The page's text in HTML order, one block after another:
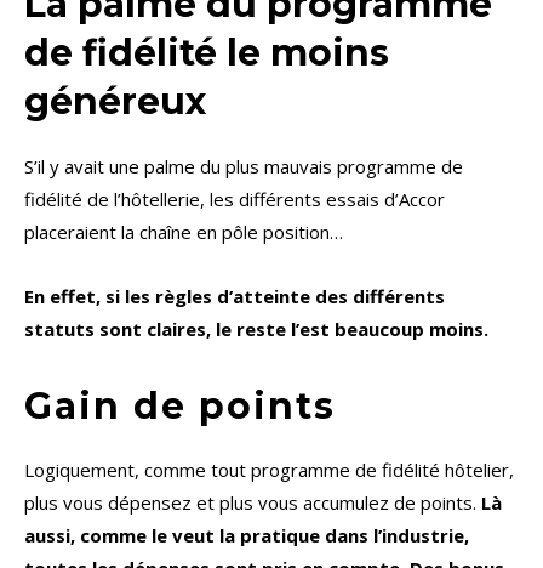
de fidélité le moins
généreux
S’il y avait une palme du plus mauvais programme de
fidélité de l’hôtellerie, les différents essais d’Accor
placeraient la chaîne en pôle position…
En effet, si les règles d’atteinte des différents
statuts sont claires, le reste l’est beaucoup moins.
Gain de points
Logiquement, comme tout programme de fidélité hôtelier,
plus vous dépensez et plus vous accumulez de points. Là
aussi, comme le veut la pratique dans l’industrie,